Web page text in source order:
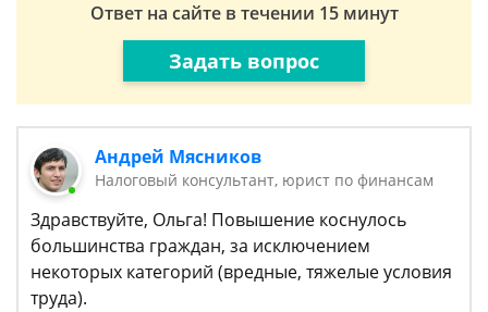
Ответ на сайте в течении 15 минут
Задать вопрос
Андрей Мясников
Налоговый консультант, юрист по финансам
Здравствуйте, Ольга! Повышение коснулось
большинства граждан, за исключением
некоторых категорий (вредные, тяжелые условия
труда).